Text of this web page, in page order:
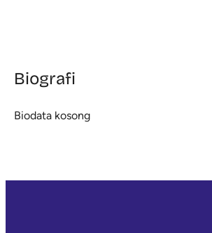
Biografi
Biodata kosong